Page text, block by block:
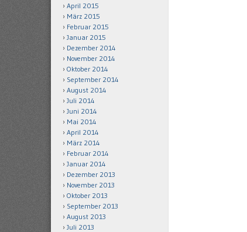
April 2015
März 2015
Februar 2015
Januar 2015
Dezember 2014
November 2014
Oktober 2014
September 2014
August 2014
Juli 2014
Juni 2014
Mai 2014
April 2014
März 2014
Februar 2014
Januar 2014
Dezember 2013
November 2013
Oktober 2013
September 2013
August 2013
Juli 2013